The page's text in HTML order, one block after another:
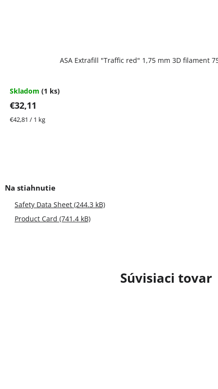
Súvisiaci tovar
ASA Extrafill "Traffic red" 1,75 mm 3D filament
Skladom (1 ks)
€32,11
Jednotková
€42,81 / 1 kg
Safety Data Sheet (244.3 kB)
Product Card (741.4 kB)